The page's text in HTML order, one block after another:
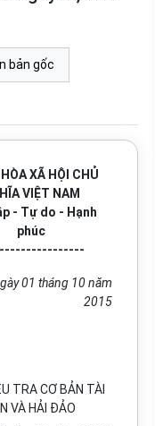
bản gốc
XÃ HỘI CHỦ
VIỆT NAM
- Tự do - Hạnh
phúc
01 tháng 10năm
2015
TRA CƠ BẢN TÀI
VÀ HẢI ĐẢO